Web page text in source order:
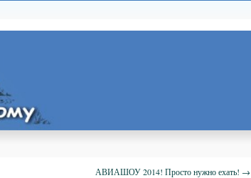
АВИАШОУ 2014! Просто нужно ехать! →